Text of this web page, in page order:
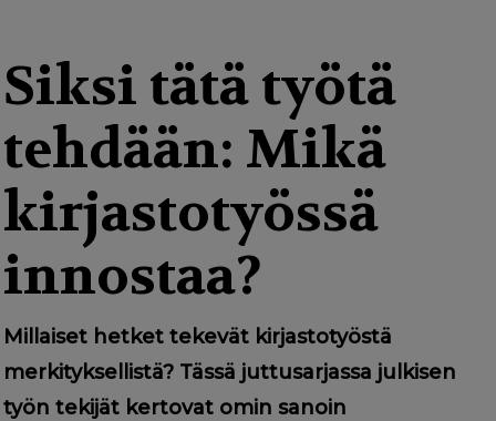
a
v
i
o
n
Siksi tätä työtä
tehdään: Mikä
kirjastotyössä
innostaa?
Millaiset hetket tekevät kirjastotyöstä
merkityksellistä? Tässä juttusarjassa julkisen
työn tekijät kertovat omin sanoin